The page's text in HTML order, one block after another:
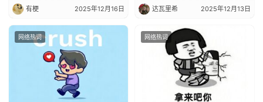
有梗 2025年12月16日 达瓦里希 2025年12月13日
网络热词 网络热词